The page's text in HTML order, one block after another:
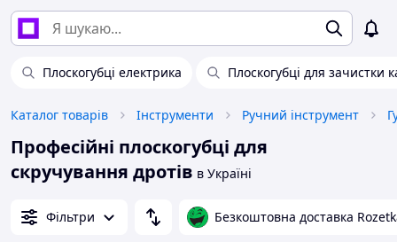
Плоскогубці електрика Плоскогубці для зачистки
Каталог товарів Інструменти Ручний інструмент
Професійні плоскогубці для
скручування дротів в Україні
Фільтри Безкоштовна доставка